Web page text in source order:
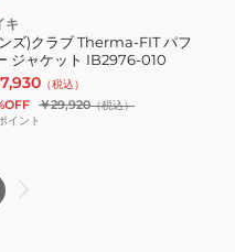
キ
ズ)クラブ Therma-FIT パフ
ジャケット IB2976-010
（税込）
￥29,920（税込）
イント